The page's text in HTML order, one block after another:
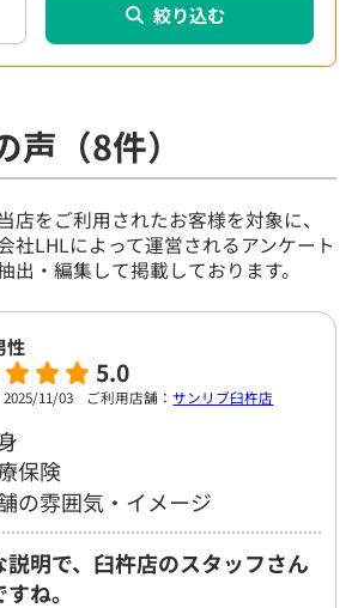
絞り込む
声 （8件）
店をご利用されたお客様を対象に、
社LHLによって運営されるアンケート
出・編集して掲載しております。
性
5.0
11/03 ご利用店舗：サンリブ臼杵店
保険
の雰囲気・イメージ
明で、臼杵店のスタッフさん
ね。